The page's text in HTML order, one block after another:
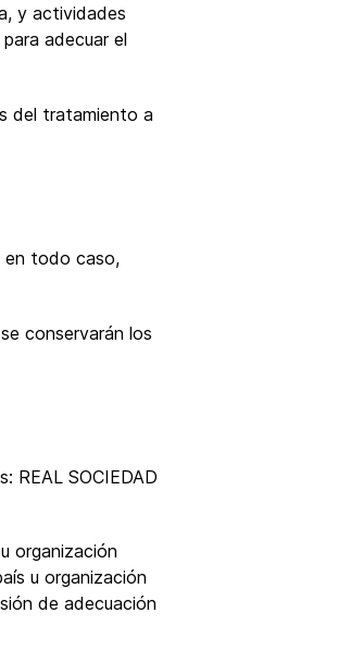
y actividades
adecuar el
del tratamiento a
en todo caso,
conservarán los
REAL SOCIEDAD
organización
u organización
de adecuación